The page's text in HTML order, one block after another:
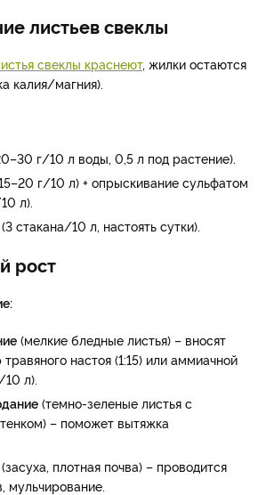
листьев свеклы
свеклы краснеют, жилки остаются
калия/магния).
г/10 л воды, 0,5 л под растение).
г/10 л) + опрыскивание сульфатом
л).
стакана/10 л, настоять сутки).
рост
(мелкие бледные листья) – вносят
настоя (1:15) или аммиачной
10 л).
(темно-зеленые листья с
– поможет вытяжка
(засуха, плотная почва) – проводится
мульчирование.